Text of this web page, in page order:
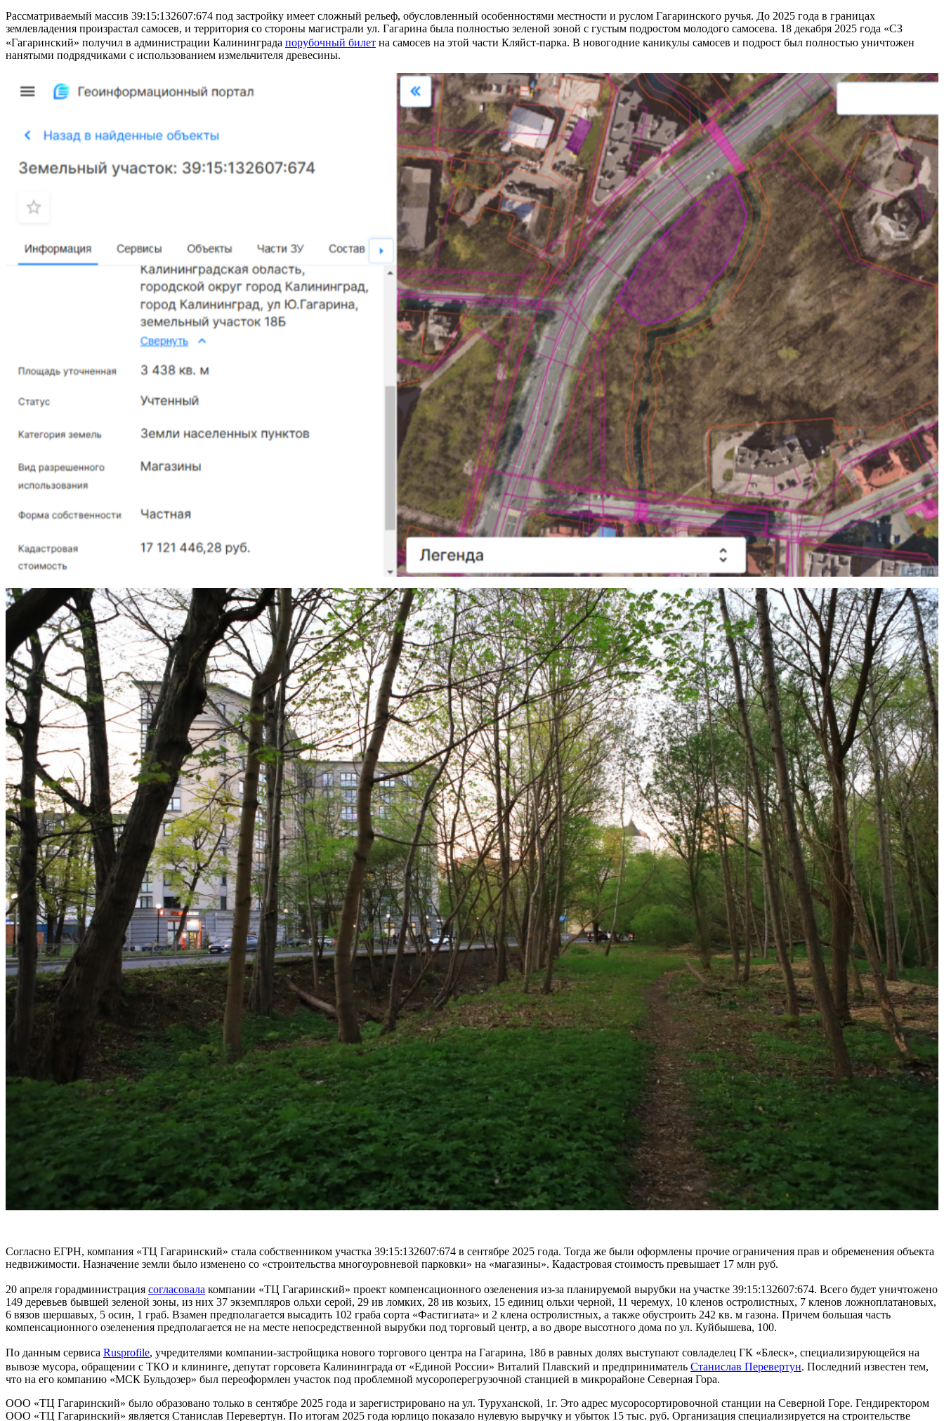
Рассматриваемый массив 39:15:132607:674 под застройку имеет сложный рельеф, обусловленный особенностями местности и руслом Гагаринского ручья. До 2025 года в границах
землевладения произрастал самосев, и территория со стороны магистрали ул. Гагарина была полностью зеленой зоной с густым подростом молодого самосева. 18 декабря 2025 года «СЗ
«Гагаринский» получил в администрации Калининграда порубочный билет на самосев на этой части Кляйст-парка. В новогодние каникулы самосев и подрост был полностью уничтожен
нанятыми подрядчиками с использованием измельчителя древесины.
Согласно ЕГРН, компания «ТЦ Гагаринский» стала собственником участка 39:15:132607:674 в сентябре 2025 года. Тогда же были оформлены прочие ограничения прав и обременения объекта
недвижимости. Назначение земли было изменено со «строительства многоуровневой парковки» на «магазины». Кадастровая стоимость превышает 17 млн руб.
20 апреля горадминистрация согласовала компании «ТЦ Гагаринский» проект компенсационного озеленения из-за планируемой вырубки на участке 39:15:132607:674. Всего будет уничтожено
149 деревьев бывшей зеленой зоны, из них 37 экземпляров ольхи серой, 29 ив ломких, 28 ив козьих, 15 единиц ольхи черной, 11 черемух, 10 кленов остролистных, 7 кленов ложноплатановых,
6 вязов шершавых, 5 осин, 1 граб. Взамен предполагается высадить 102 граба сорта «Фастигиата» и 2 клена остролистных, а также обустроить 242 кв. м газона. Причем большая часть
компенсационного озеленения предполагается не на месте непосредственной вырубки под торговый центр, а во дворе высотного дома по ул. Куйбышева, 100.
По данным сервиса Rusprofile, учредителями компании-застройщика нового торгового центра на Гагарина, 18б в равных долях выступают совладелец ГК «Блеск», специализирующейся на
вывозе мусора, обращении с ТКО и клининге, депутат горсовета Калининграда от «Единой России» Виталий Плавский и предприниматель Станислав Перевертун. Последний известен тем,
что на его компанию «МСК Бульдозер» был переоформлен участок под проблемной мусороперегрузочной станцией в микрорайоне Северная Гора.
ООО «ТЦ Гагаринский» было образовано только в сентябре 2025 года и зарегистрировано на ул. Туруханской, 1г. Это адрес мусоросортировочной станции на Северной Горе. Гендиректором
ООО «ТЦ Гагаринский» является Станислав Перевертун. По итогам 2025 года юрлицо показало нулевую выручку и убыток 15 тыс. руб. Организация специализируется на строительстве